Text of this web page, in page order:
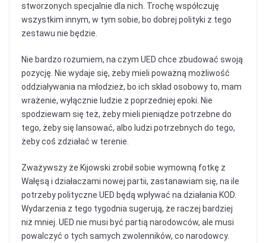
stworzonych specjalnie dla nich. Trochę współczuję
wszystkim innym, w tym sobie, bo dobrej polityki z tego
zestawu nie będzie.
Nie bardzo rozumiem, na czym UED chce zbudować swoją
pozycję. Nie wydaje się, żeby mieli poważną możliwość
oddziaływania na młodzież, bo ich skład osobowy to, mam
wrażenie, wyłącznie ludzie z poprzedniej epoki. Nie
spodziewam się też, żeby mieli pieniądze potrzebne do
tego, żeby się lansować, albo ludzi potrzebnych do tego,
żeby coś zdziałać w terenie.
Zważywszy że Kijowski zrobił sobie wymowną fotkę z
Wałęsą i działaczami nowej partii, zastanawiam się, na ile
potrzeby polityczne UED będą wpływać na działania KOD.
Wydarzenia z tego tygodnia sugerują, że raczej bardziej
niż mniej. UED nie musi być partią narodowców, ale musi
powalczyć o tych samych zwolenników, co narodowcy.